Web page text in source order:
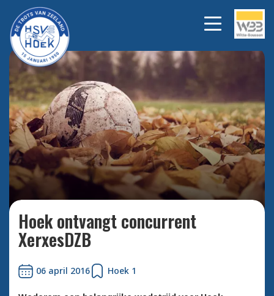
Bekijk alle foto's
Hoek ontvangt concurrent
XerxesDZB
06 april 2016 Hoek 1